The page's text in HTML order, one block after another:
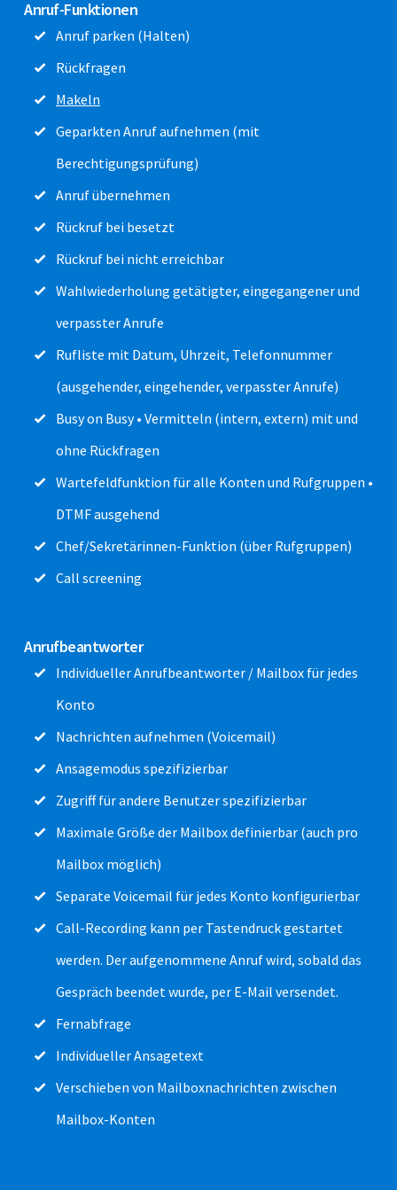
Anruf-Funktionen
Anruf parken (Halten)
Rückfragen
Makeln
Geparkten Anruf aufnehmen (mit
Berechtigungsprüfung)
Anruf übernehmen
Rückruf bei besetzt
Rückruf bei nicht erreichbar
Wahlwiederholung getätigter, eingegangener und
verpasster Anrufe
Rufliste mit Datum, Uhrzeit, Telefonnummer
(ausgehender, eingehender, verpasster Anrufe)
Busy on Busy • Vermitteln (intern, extern) mit und
ohne Rückfragen
Wartefeldfunktion für alle Konten und Rufgruppen •
DTMF ausgehend
Chef/Sekretärinnen-Funktion (über Rufgruppen)
Call screening
Anrufbeantworter
Individueller Anrufbeantworter / Mailbox für jedes
Konto
Nachrichten aufnehmen (Voicemail)
Ansagemodus spezifizierbar
Zugriff für andere Benutzer spezifizierbar
Maximale Größe der Mailbox definierbar (auch pro
Mailbox möglich)
Separate Voicemail für jedes Konto konfigurierbar
Call-Recording kann per Tastendruck gestartet
werden. Der aufgenommene Anruf wird, sobald das
Gespräch beendet wurde, per E-Mail versendet.
Fernabfrage
Individueller Ansagetext
Verschieben von Mailboxnachrichten zwischen
Mailbox-Konten